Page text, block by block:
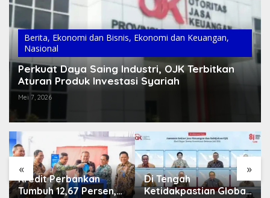
Berita, Ekonomi dan Bisnis, Ekonomi dan Keuangan,
Nasional
Perkuat Daya Saing Industri, OJK Terbitkan
Aturan Produk Investasi Syariah
Mei 7, 2026
« »
Di Tengah
Ketidakpastian Global,
IHSG Menguat, Jumlah
Investor Pasar Modal